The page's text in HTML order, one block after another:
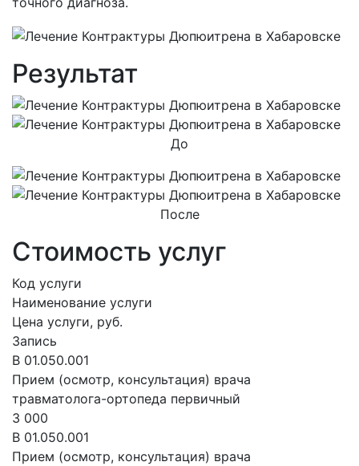
Результат
До
После
Стоимость услуг
Код услуги
Наименование услуги
Цена услуги, руб.
Запись
В 01.050.001
Прием (осмотр, консультация) врача
травматолога-ортопеда первичный
3 000
В 01.050.001
Прием (осмотр, консультация) врача